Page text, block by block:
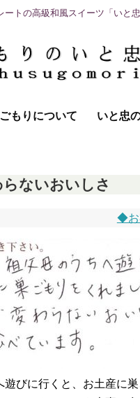
ートの高級和風スイーツ「いと
もりについて いと忠
ないおいしさ
◆お
びに行くと、お土産に巣